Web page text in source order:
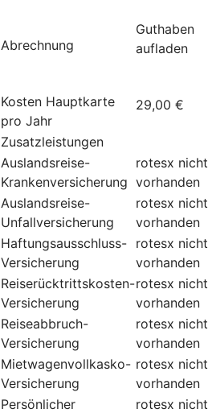
Abrechnung
Guthaben
aufladen
Kosten Hauptkarte
pro Jahr
29,00 €
Zusatzleistungen
Auslandsreise-
Krankenversicherung
rotesx nicht
vorhanden
Auslandsreise-
Unfallversicherung
rotesx nicht
vorhanden
Haftungsausschluss-
Versicherung
rotesx nicht
vorhanden
Reiserücktrittskosten-
Versicherung
rotesx nicht
vorhanden
Reiseabbruch-
Versicherung
rotesx nicht
vorhanden
Mietwagenvollkasko-
Versicherung
rotesx nicht
vorhanden
Persönlicher
rotesx nicht